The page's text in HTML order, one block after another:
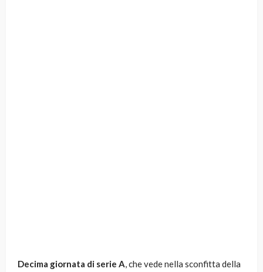
Decima giornata di serie A, che vede nella sconfitta della